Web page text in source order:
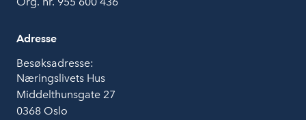
Adresse
Besøksadresse:
Næringslivets Hus
Middelthunsgate 27
0368 Oslo